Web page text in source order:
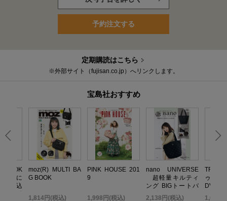
予約注文する
定期購読はこちら
※外部サイト（fujisan.co.jp）へリンクします。
宝島社おすすめ
BOOK
限に
れ込
moz(R) MULTI BA
G BOOK
1,814円(税込)
PINK HOUSE 201
9
1,998円(税込)
nano UNIVERSE
超軽量キルティ
ング BIGトートバ
ッグBOOK
2,138円(税込)
TRF イ
ゥ・ダ
DVD
TOP
1,058